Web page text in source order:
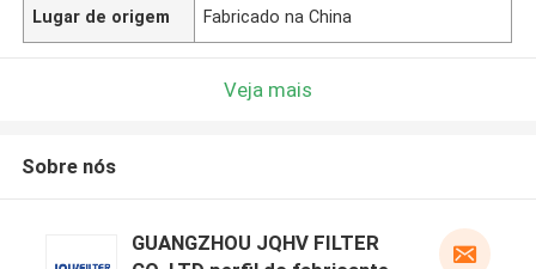
Lugar de origem Fabricado na China
Veja mais
Sobre nós
GUANGZHOU JQHV FILTER